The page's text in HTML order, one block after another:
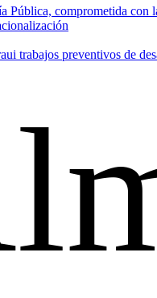
Pública, comprometida con
trabajos preventivos de